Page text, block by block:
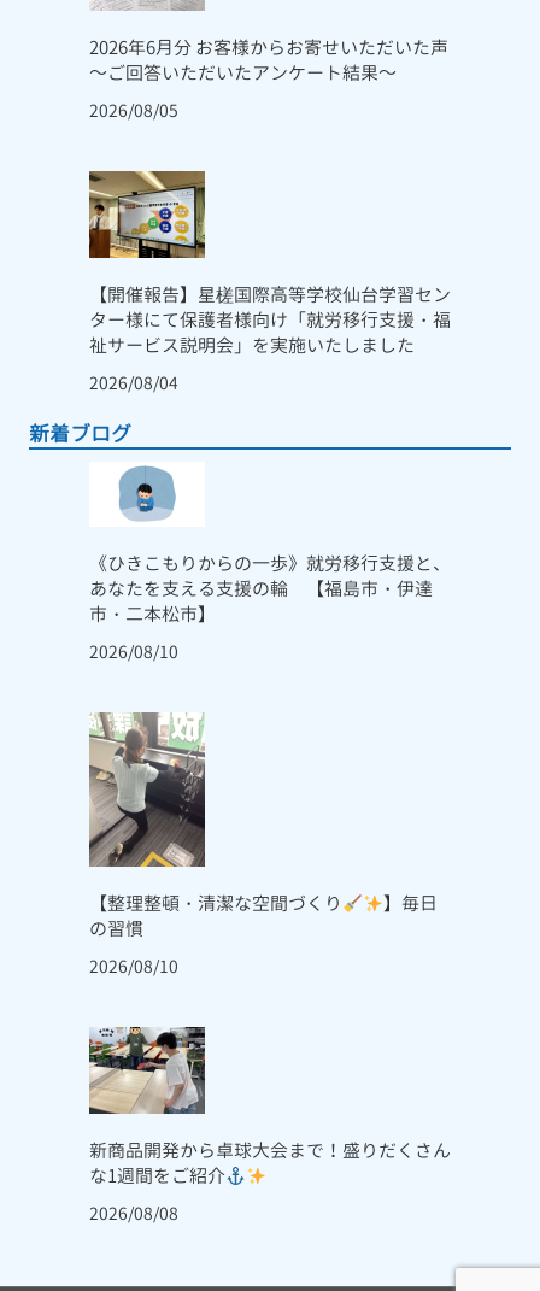
2026年6月分 お客様からお寄せいただいた声
～ご回答いただいたアンケート結果～
2026/08/05
【開催報告】星槎国際高等学校仙台学習セン
ター様にて保護者様向け「就労移行支援・福
祉サービス説明会」を実施いたしました
2026/08/04
新着ブログ
《ひきこもりからの一歩》就労移行支援と、
あなたを支える支援の輪 【福島市・伊達
市・二本松市】
2026/08/10
【整理整頓・清潔な空間づくり
】毎日
の習慣
2026/08/10
新商品開発から卓球大会まで！盛りだくさん
な1週間をご紹介
2026/08/08